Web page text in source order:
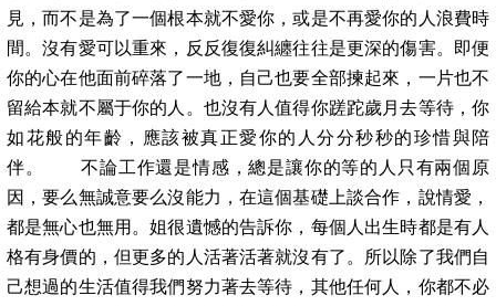
見，而不是為了一個根本就不愛你，或是不再愛你的人浪費時
間。沒有愛可以重來，反反復復糾纏往往是更深的傷害。即便
你的心在他面前碎落了一地，自己也要全部揀起來，一片也不
留給本就不屬于你的人。也沒有人值得你蹉跎歲月去等待，你
如花般的年齡，應該被真正愛你的人分分秒秒的珍惜與陪
伴。 不論工作還是情感，總是讓你的等的人只有兩個原
因，要么無誠意要么沒能力，在這個基礎上談合作，說情愛，
都是無心也無用。姐很遺憾的告訴你，每個人出生時都是有人
格有身價的，但更多的人活著活著就沒有了。所以除了我們自
己想過的生活值得我們努力著去等待，其他任何人，你都不必